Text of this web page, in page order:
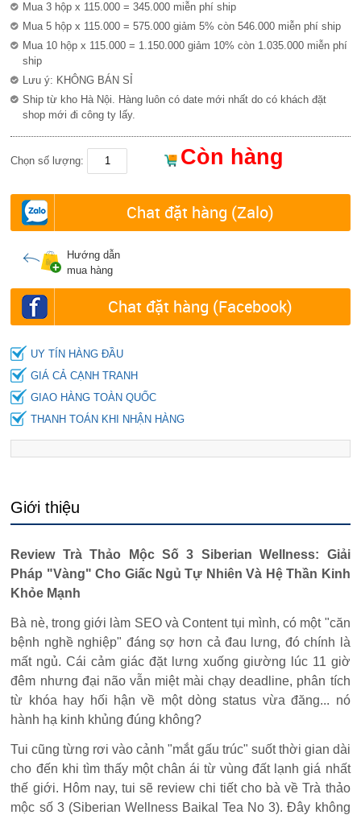
Mua 3 hộp x 115.000 = 345.000 miễn phí ship
Mua 5 hộp x 115.000 = 575.000 giảm 5% còn 546.000 miễn phí ship
Mua 10 hộp x 115.000 = 1.150.000 giảm 10% còn 1.035.000 miễn phí
ship
Lưu ý: KHÔNG BÁN SỈ
Ship từ kho Hà Nội. Hàng luôn có date mới nhất do có khách đặt
shop mới đi công ty lấy.
Chọn số lượng: Còn hàng
Chat đặt hàng (Zalo)
Hướng dẫn
mua hàng
Chat đặt hàng (Facebook)
UY TÍN HÀNG ĐẦU
GIÁ CẢ CẠNH TRANH
GIAO HÀNG TOÀN QUỐC
THANH TOÁN KHI NHẬN HÀNG
Giới thiệu
Review Trà Thảo Mộc Số 3 Siberian Wellness: Giải
Pháp "Vàng" Cho Giấc Ngủ Tự Nhiên Và Hệ Thần Kinh
Khỏe Mạnh
Bà nè, trong giới làm SEO và Content tụi mình, có một "căn
bệnh nghề nghiệp" đáng sợ hơn cả đau lưng, đó chính là
mất ngủ. Cái cảm giác đặt lưng xuống giường lúc 11 giờ
đêm nhưng đại não vẫn miệt mài chạy deadline, phân tích
từ khóa hay hối hận về một dòng status vừa đăng... nó
hành hạ kinh khủng đúng không?
Tui cũng từng rơi vào cảnh "mắt gấu trúc" suốt thời gian dài
cho đến khi tìm thấy một chân ái từ vùng đất lạnh giá nhất
thế giới. Hôm nay, tui sẽ review chi tiết cho bà về Trà thảo
mộc số 3 (Siberian Wellness Baikal Tea No 3). Đây không